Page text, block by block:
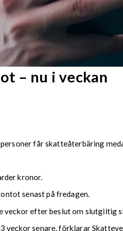
– nu i veckan
får skatteåterbäring
kronor.
senast på fredagen.
veckor efter beslut om slutgiltig
veckor senare, förklarar